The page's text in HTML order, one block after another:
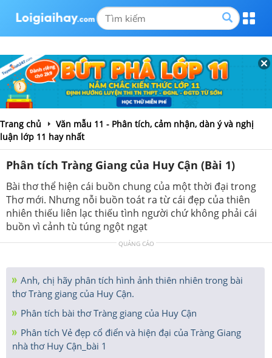
Trang chủ
Văn mẫu 11 - Phân tích, cảm nhận, dàn ý và nghị
luận lớp 11 hay nhất
Phân tích Tràng Giang của Huy Cận (Bài 1)
Bài thơ thể hiện cái buồn chung của một thời đại trong
Thơ mới. Nhưng nỗi buồn toát ra từ cái đẹp của thiên
nhiên thiếu liên lạc thiếu tình người chứ không phải cái
buồn vì cảnh tù túng ngột ngạt
QUẢNG CÁO
Anh, chị hãy phân tích hình ảnh thiên nhiên trong bài
thơ Tràng giang của Huy Cận.
Phân tích bài thơ Tràng giang của Huy Cận
Phân tích Vẻ đẹp cổ điển và hiện đại của Tràng Giang
nhà thơ Huy Cận_bài 1